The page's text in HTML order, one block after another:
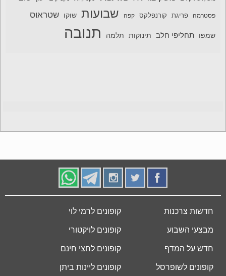
פסטרמה פריגת קורנפלקס קפה שבועות שוקו שטראוס
שמפו תחליפי חלב תינוקות תלמה תנובה
חדשות צרכנות
מבצעי השבוע
חדש על המדף
קופונים לשופרסל
קופונים לרמי לוי
קופונים לויקטורי
קופונים לחצי חינם
קופונים ליינות ביתן